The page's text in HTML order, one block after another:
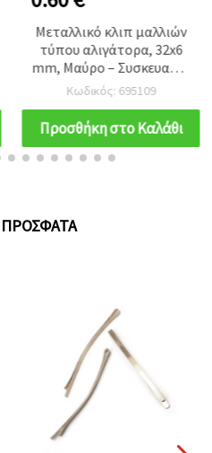
Μεταλλικό κλιπ μαλλιών
τύπου αλιγάτορα, 32x6
mm, Μαύρο – Συσκευασία
10 τεμ.
Κωδικός: 695109
Προσθήκη στο Καλάθι
ΠΡΌΣΦΑΤΑ